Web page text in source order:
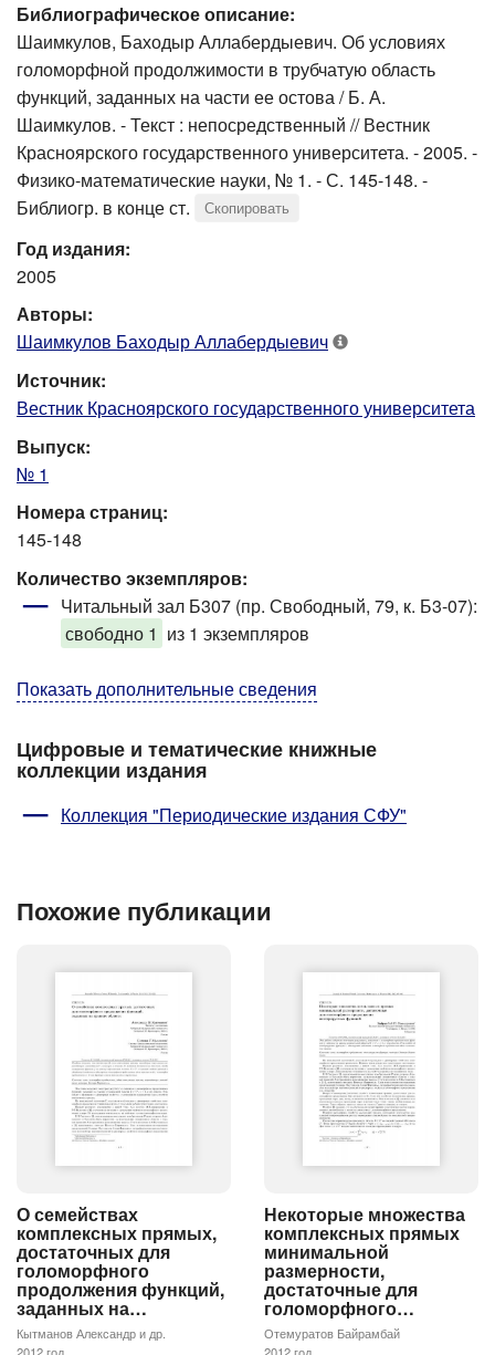
Библиографическое описание:
Шаимкулов, Баходыр Аллабердыевич. Об условиях
голоморфной продолжимости в трубчатую область
функций, заданных на части ее остова / Б. А.
Шаимкулов. - Текст : непосредственный // Вестник
Красноярского государственного университета. - 2005. -
Физико-математические науки, № 1. - С. 145-148. -
Библиогр. в конце ст.
Скопировать
Год издания:
2005
Авторы:
Шаимкулов Баходыр Аллабердыевич
Источник:
Вестник Красноярского государственного университета
Выпуск:
№ 1
Номера страниц:
145-148
Количество экземпляров:
Читальный зал Б307 (пр. Свободный, 79, к. Б3-07):
свободно 1 из 1 экземпляров
Показать дополнительные сведения
Цифровые и тематические книжные
коллекции издания
Коллекция "Периодические издания СФУ"
Похожие публикации
О семействах
комплексных прямых,
достаточных для
голоморфного
продолжения функций,
заданных на…
Кытманов Александр и др.
Некоторые множества
комплексных прямых
минимальной
размерности,
достаточные для
голоморфного…
Отемуратов Байрамбай